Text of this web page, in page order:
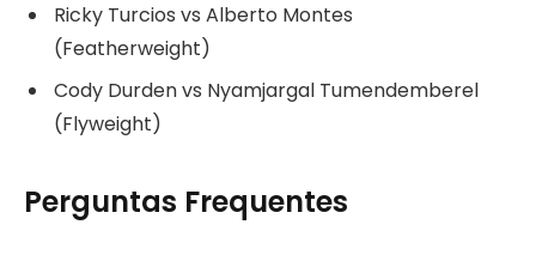
Ricky Turcios vs Alberto Montes
(Featherweight)
Cody Durden vs Nyamjargal Tumendemberel
(Flyweight)
Perguntas Frequentes